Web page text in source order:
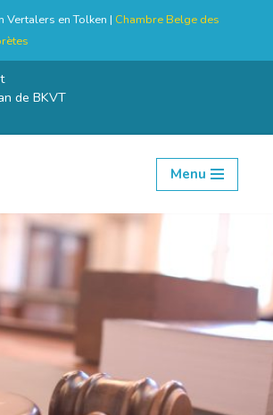
Vertalers en Tolken | Chambre Belge des
de BKVT
Menu